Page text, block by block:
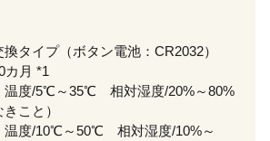
タイプ（ボタン電池：CR2032）
カ月 *1
温度/5℃～35℃ 相対湿度/20%～80%
こと）
温度/10℃～50℃ 相対湿度/10%～